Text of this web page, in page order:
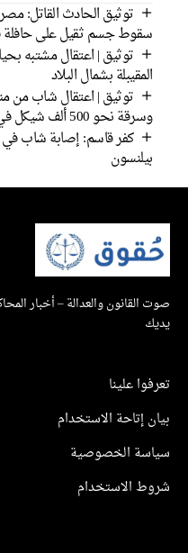
سقوط جسم ثقيل على حافلة في شارع 5
توثيق | اعتقال مشتبه
المقيبلة بشمال البلاد
توثيق | اعتقال شاب من
وسرقة نحو 500 ألف شيكل في أور يهودا
كفر قاسم: إصابة شاب
بيلنسون
صوت القانون والعدالة – أخبار
يديك
تعرفوا علينا
بيان إتاحة الاستخدام
سياسة الخصوصية
شروط الاستخدام